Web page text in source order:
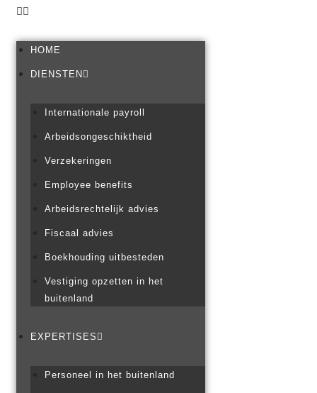
HOME
DIENSTEN
Internationale payroll
Arbeidsongeschiktheid
Verzekeringen
Employee benefits
Arbeidsrechtelijk advies
Fiscaal advies
Boekhouding uitbesteden
Vestiging opzetten in het
buitenland
EXPERTISES
Personeel in het buitenland